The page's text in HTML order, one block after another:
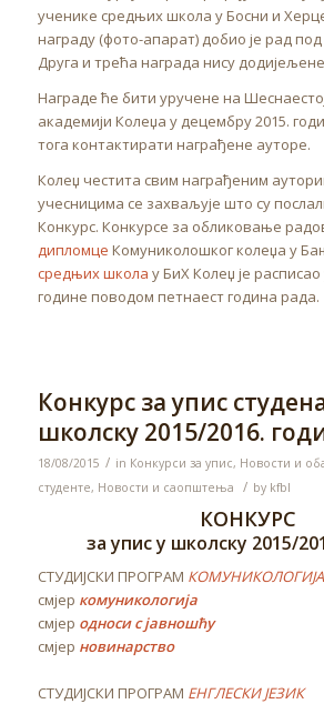
ученике средњих школа у Босни и
награду (фото-апарат) добио је рад
Друга и трећа награда нису
Награде ће бити уручене на
академији Колеџа у децембру 2015.
тога контактирати награђене ауторе.
Колеџ честита свим награђеним
учесницима се захваљује што су
Конкурс. Конкурсе за обликовање
дипломце Комуниколошког колеџа у
средњих школа у БиХ Колеџ је
године поводом петнаест година рада.
Конкурс за упис
школску 2015/2016.
18/08/2015 / in Конкурси за упис, Новости и
студенте, Новости и саопштења / by kfbl
КОНКУРС
за упис у школску 2015/
СТУДИЈСКИ ПРОГРАМ КОМУНИКОЛОГИЈА
смјер комуникологија
смјер односи с јавношћу
смјер новинарство
СТУДИЈСКИ ПРОГРАМ ЕНГЛЕСКИ ЈЕЗИК